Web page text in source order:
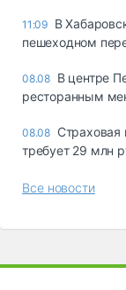
11:09 В
пешеходном
08.08 В центре
ресторанным
08.08 Страховая
требует 29 млн
Все новости